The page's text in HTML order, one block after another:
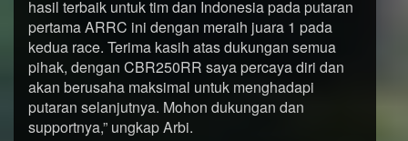
hasil terbaik untuk tim dan Indonesia pada putaran
pertama ARRC ini dengan meraih juara 1 pada
kedua race. Terima kasih atas dukungan semua
pihak, dengan CBR250RR saya percaya diri dan
akan berusaha maksimal untuk menghadapi
putaran selanjutnya. Mohon dukungan dan
supportnya,” ungkap Arbi.